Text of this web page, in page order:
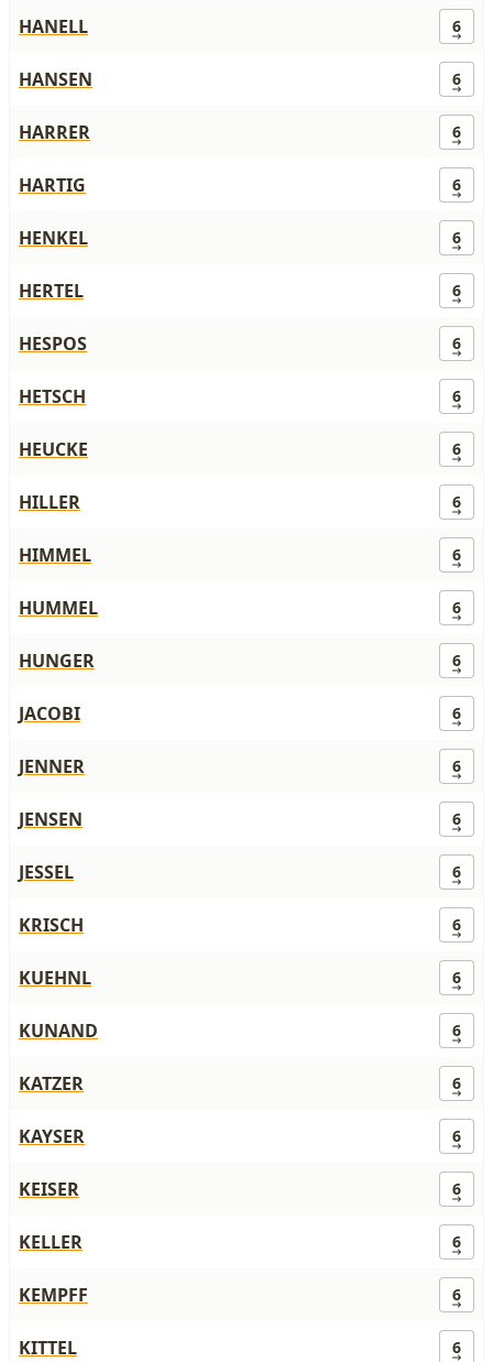
HANELL 6
HANSEN 6
HARRER 6
HARTIG 6
HENKEL 6
HERTEL 6
HESPOS 6
HETSCH 6
HEUCKE 6
HILLER 6
HIMMEL 6
HUMMEL 6
HUNGER 6
JACOBI 6
JENNER 6
JENSEN 6
JESSEL 6
KRISCH 6
KUEHNL 6
KUNAND 6
KATZER 6
KAYSER 6
KEISER 6
KELLER 6
KEMPFF 6
KITTEL 6